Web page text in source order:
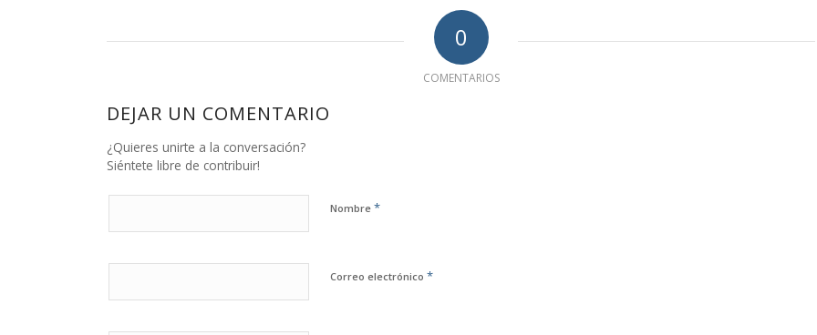
0
COMENTARIOS
DEJAR UN COMENTARIO
¿Quieres unirte a la conversación?
Siéntete libre de contribuir!
Nombre*
Correo electrónico*